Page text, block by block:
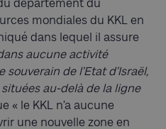
département du
mondiales du KKL en
dans lequel il assure
aucune activité
de l’Etat d’Israël,
au-delà de la ligne
« le KKL n’a aucune
une nouvelle zone en